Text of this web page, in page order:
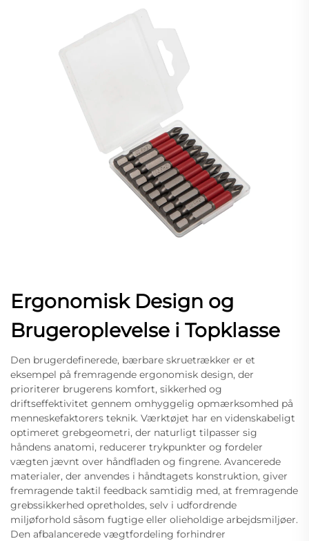
Ergonomisk Design og
Brugeroplevelse i Topklasse
Den brugerdefinerede, bærbare skruetrækker er et
eksempel på fremragende ergonomisk design, der
prioriterer brugerens komfort, sikkerhed og
driftseffektivitet gennem omhyggelig opmærksomhed på
menneskefaktorers teknik. Værktøjet har en videnskabeligt
optimeret grebgeometri, der naturligt tilpasser sig
håndens anatomi, reducerer trykpunkter og fordeler
vægten jævnt over håndfladen og fingrene. Avancerede
materialer, der anvendes i håndtagets konstruktion, giver
fremragende taktil feedback samtidig med, at fremragende
grebssikkerhed opretholdes, selv i udfordrende
miljøforhold såsom fugtige eller olieholdige arbejdsmiljøer.
Den afbalancerede vægtfordeling forhindrer